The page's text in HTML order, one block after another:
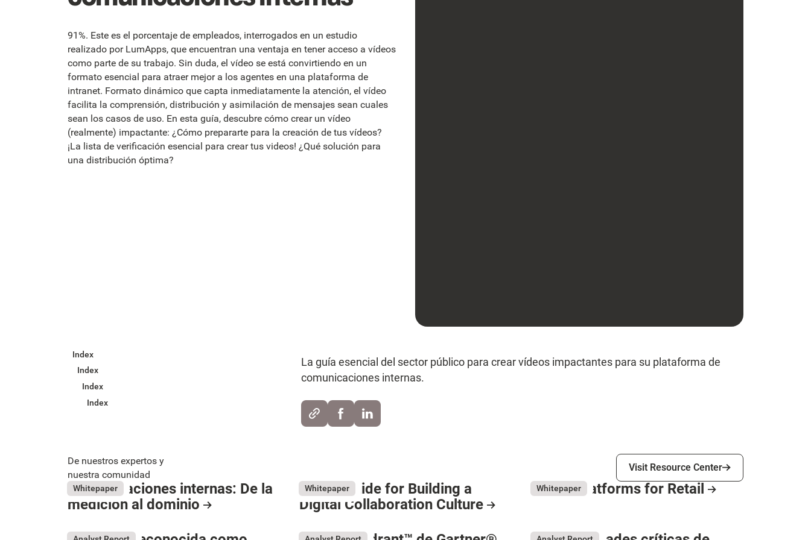
91%. Este es el porcentaje de empleados, interrogados en un estudio
realizado por LumApps, que encuentran una ventaja en tener acceso a vídeos
como parte de su trabajo. Sin duda, el vídeo se está convirtiendo en un
formato esencial para atraer mejor a los agentes en una plataforma de
intranet. Formato dinámico que capta inmediatamente la atención, el vídeo
facilita la comprensión, distribución y asimilación de mensajes sean cuales
sean los casos de uso. En esta guía, descubre cómo crear un vídeo
(realmente) impactante: ¿Cómo prepararte para la creación de tus vídeos?
¡La lista de verificación esencial para crear tus videos! ¿Qué solución para
una distribución óptima?
Index
Index
Index
Index
La guía esencial del sector público para crear vídeos impactantes para su plataforma de
comunicaciones internas.
Button Text
De nuestros expertos y
nuestra comunidad
Visit Resource Center
Visit Resource Center
May 26, 2026
Whitepaper
Comunicaciones internas: De la
medición al dominio
May 26, 2026
Whitepaper
The IT Guide for Building a
Digital Collaboration Culture
May 7, 2026
Whitepaper
Digital Platforms for Retail